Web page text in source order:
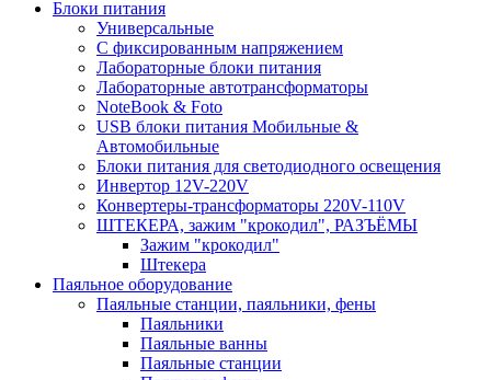
Блоки питания
Универсальные
C фиксированным напряжением
Лабораторные блоки питания
Лабораторные автотрансформаторы
NoteBook & Foto
USB блоки питания Мобильные &
Автомобильные
Блоки питания для светодиодного освещения
Инвертор 12V-220V
Конвертеры-трансформаторы 220V-110V
ШТЕКЕРА, зажим "крокодил", РАЗЪЁМЫ
Зажим "крокодил"
Штекера
Паяльное оборудование
Паяльные станции, паяльники, фены
Паяльники
Паяльные ванны
Паяльные станции